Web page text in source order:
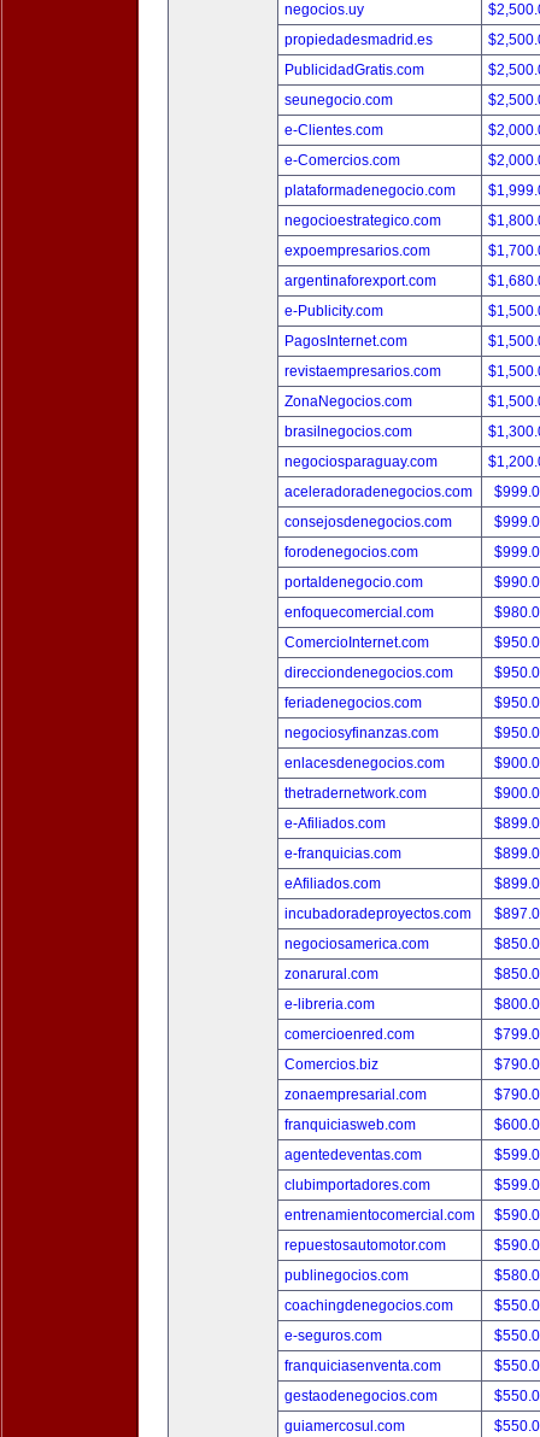
negocios.uy
propiedadesmadrid.es
PublicidadGratis.com
seunegocio.com
e-Clientes.com
e-Comercios.com
plataformadenegocio.com
negocioestrategico.com
expoempresarios.com
argentinaforexport.com
e-Publicity.com
PagosInternet.com
revistaempresarios.com
ZonaNegocios.com
brasilnegocios.com
negociosparaguay.com
aceleradoradenegocios.com
consejosdenegocios.com
forodenegocios.com
portaldenegocio.com
enfoquecomercial.com
ComercioInternet.com
direcciondenegocios.com
feriadenegocios.com
negociosyfinanzas.com
enlacesdenegocios.com
thetradernetwork.com
e-Afiliados.com
e-franquicias.com
eAfiliados.com
incubadoradeproyectos.com
negociosamerica.com
zonarural.com
e-libreria.com
comercioenred.com
Comercios.biz
zonaempresarial.com
franquiciasweb.com
agentedeventas.com
clubimportadores.com
entrenamientocomercial.com
repuestosautomotor.com
publinegocios.com
coachingdenegocios.com
e-seguros.com
franquiciasenventa.com
gestaodenegocios.com
guiamercosul.com